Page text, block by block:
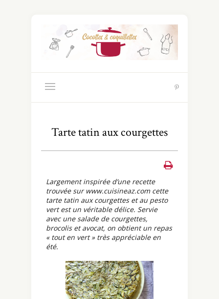
Tarte tatin aux courgettes
Largement inspirée d’une recette
trouvée sur www.cuisineaz.com cette
tarte tatin aux courgettes et au pesto
vert est un véritable délice. Servie
avec une salade de courgettes,
brocolis et avocat, on obtient un repas
« tout en vert » très appréciable en
été.